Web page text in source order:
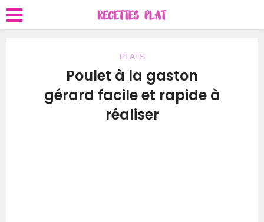
PLATS
Poulet à la gaston
gérard facile et rapide à
réaliser